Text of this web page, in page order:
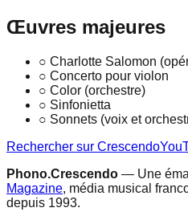
Œuvres majeures
○ Charlotte Salomon
○ Concerto pour violon
○ Color (orchestre)
○ Sinfonietta
○ Sonnets (voix et
Rechercher sur Crescendo
Phono.Crescendo — Une
Magazine, média musical
depuis 1993.